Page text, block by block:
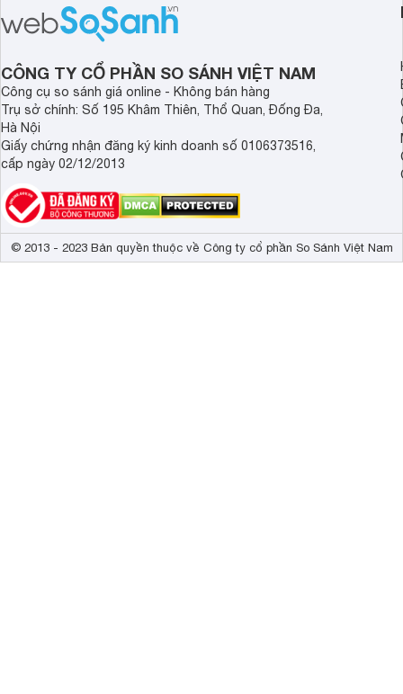
dụng dễ quan sát và thao tác. Máy đo huyết áp tự động
thể mang theo bên người bất cứ lúc nào, vô cùng tiện
Tính năng hiện đại
Ngoài ra, máy đo huyết áp bắp tay Omron sở hữu thiết kế
độ báo lỗi cử động người và hiển thị huyết áp, phát hiện
Bộ nhớ lớn
Máy đo huyết áp tự động Omron với chế độ không lưu
dễ dàng so sánh kết quả các lần đo khác nhau của mình
hơn.
sử dụng công nghệ Intellisense mới
CÔNG TY CỔ PHẦN SO SÁNH VIỆT NAM
Công cụ so sánh giá online - Không bán hàng
Trụ sở chính: Số 195 Khâm Thiên, Thổ Quan, Đống Đa,
Hà Nội
Giấy chứng nhận đăng ký kinh doanh số 0106373516,
cấp ngày 02/12/2013
© 2013 - 2023 Bản quyền thuộc về Công ty cổ phần So Sánh Việt Nam